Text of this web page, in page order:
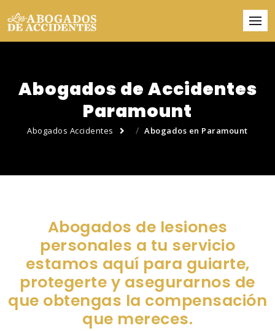
Abogados de Accidentes
Paramount
Abogados Accidentes Abogados en Paramount
Abogados de lesiones
personales a tu servicio
estamos aquí para guiarte,
protegerte y asegurarnos de
que obtengas la compensación
que mereces.